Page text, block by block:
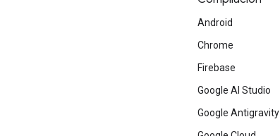
Android
Chrome
Firebase
Google AI Studio
Google Antigravity